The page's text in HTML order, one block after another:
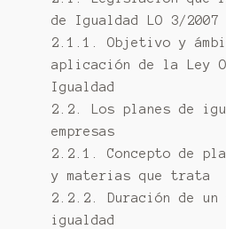
de Igualdad LO 3/2007
2.1.1. Objetivo y
aplicación de la Ley
Igualdad
2.2. Los planes de
empresas
2.2.1. Concepto de
y materias que trata
2.2.2. Duración de un
igualdad